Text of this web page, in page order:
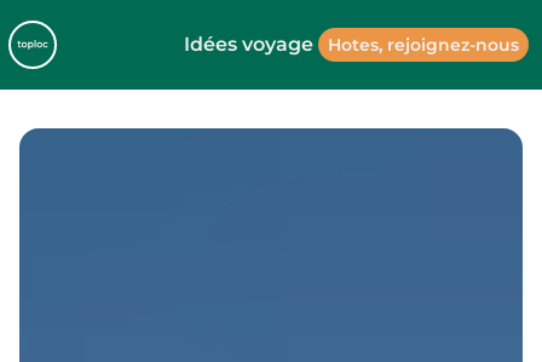
Idées voyage Hotes, rejoignez-nous